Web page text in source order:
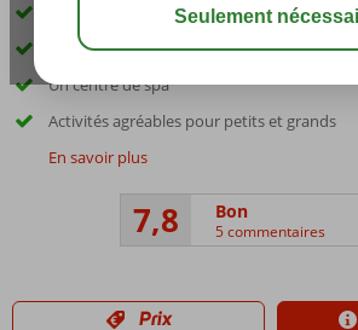
À Costa Adeje et à courte distance de la
L'hôtel a été entièrement rénové
Un centre de spa
Activités agréables pour petits et grands
En savoir plus
7,8 Bon
5 commentaires
Prix